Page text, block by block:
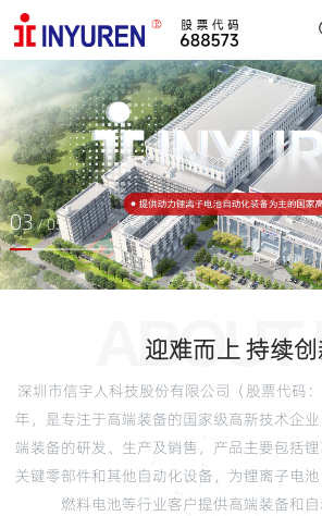
03/ 05
ABOUT
迎难而上 持续
深圳市信宇人科技股份有限公司（股票代码：
年，是专注于高端装备的国家级高新技术企
端装备的研发、生产及销售，产品主要包括
关键零部件和其他自动化设备，为锂离子电
燃料电池等行业客户提供高端装备和自